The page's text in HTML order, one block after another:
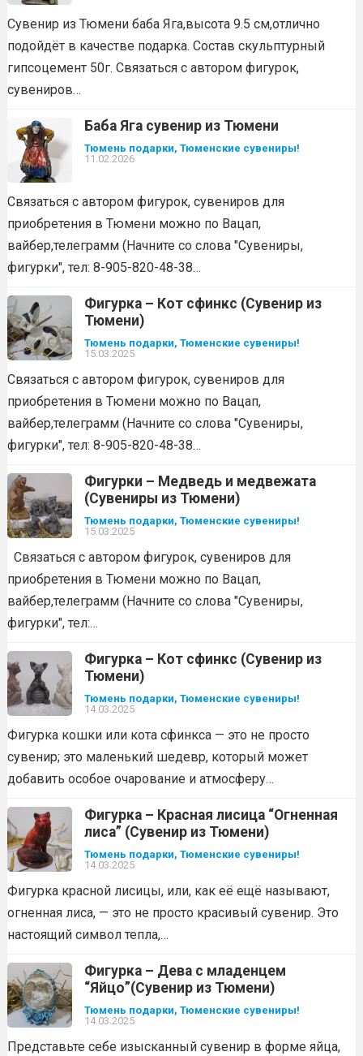
Сувенир из Тюмени баба Яга,высота 9.5 см,отлично
подойдёт в качестве подарка. Состав скульптурный
гипсоцемент 50г. Связаться с автором фигурок,
сувениров…
Баба Яга сувенир из Тюмени
Тюмень подарки, Тюменские сувениры!
11.02.2026
Связаться с автором фигурок, сувениров для
приобретения в Тюмени можно по Вацап,
вайбер,телеграмм (Начните со слова "Сувениры,
фигурки", тел: 8-905-820-48-38…
Фигурка – Кот сфинкс (Сувенир из
Тюмени)
Тюмень подарки, Тюменские сувениры!
15.03.2025
Связаться с автором фигурок, сувениров для
приобретения в Тюмени можно по Вацап,
вайбер,телеграмм (Начните со слова "Сувениры,
фигурки", тел: 8-905-820-48-38…
Фигурки – Медведь и медвежата
(Сувениры из Тюмени)
Тюмень подарки, Тюменские сувениры!
15.03.2025
Связаться с автором фигурок, сувениров для
приобретения в Тюмени можно по Вацап,
вайбер,телеграмм (Начните со слова "Сувениры,
фигурки", тел:…
Фигурка – Кот сфинкс (Сувенир из
Тюмени)
Тюмень подарки, Тюменские сувениры!
14.03.2025
Фигурка кошки или кота сфинкса — это не просто
сувенир; это маленький шедевр, который может
добавить особое очарование и атмосферу…
Фигурка – Красная лисица “Огненная
лиса” (Сувенир из Тюмени)
Тюмень подарки, Тюменские сувениры!
14.03.2025
Фигурка красной лисицы, или, как её ещё называют,
огненная лиса, — это не просто красивый сувенир. Это
настоящий символ тепла,…
Фигурка – Дева с младенцем
“Яйцо”(Сувенир из Тюмени)
Тюмень подарки, Тюменские сувениры!
14.03.2025
Представьте себе изысканный сувенир в форме яйца,